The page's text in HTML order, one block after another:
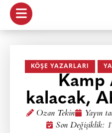
KÖŞE YAZARLARI
Kamp
kalacak,
Ozan Tekin Yayın
Son Değişiklik: